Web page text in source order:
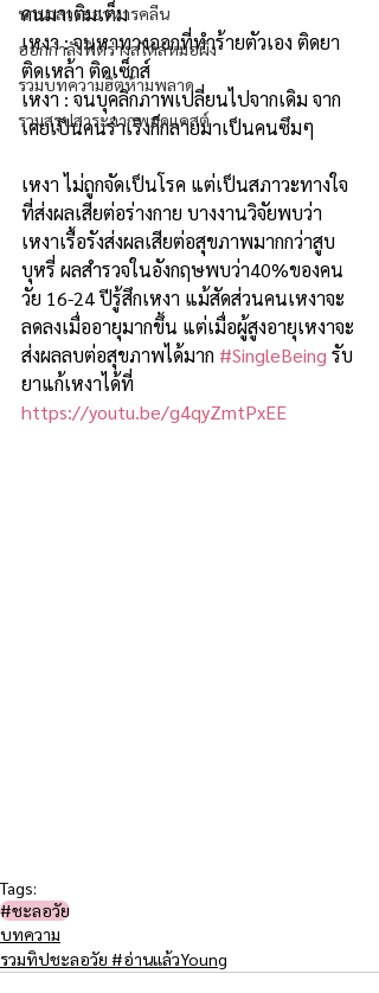
นานาสาระอาหารคลีน
ออกกำลังฟิตร่างสไตล์หมอผิง
รวมบทความฮิตห้ามพลาด
รวมสรุปสาระจากพอดแคสต์
คนมาเติมเต็ม
เหงา : จนหาทางออกที่ทำร้ายตัวเอง ติดยา
ติดเหล้า ติดเซ็กส์
เหงา : จนบุคลิกภาพเปลี่ยนไปจากเดิม จาก
เคยเป็นคนร่าเริงก็กลายมาเป็นคนซึมๆ
เหงา ไม่ถูกจัดเป็นโรค แต่เป็นสภาวะทางใจ
ที่ส่งผลเสียต่อร่างกาย บางงานวิจัยพบว่า
เหงาเรื้อรังส่งผลเสียต่อสุขภาพมากกว่าสูบ
บุหรี่ ผลสำรวจในอังกฤษพบว่า40%ของคน
วัย 16-24 ปีรู้สึกเหงา แม้สัดส่วนคนเหงาจะ
ลดลงเมื่ออายุมากขึ้น แต่เมื่อผู้สูงอายุเหงาจะ
ส่งผลลบต่อสุขภาพได้มาก #SingleBeing รับ
ยาแก้เหงาได้ที่
https://youtu.be/g4qyZmtPxEE
Tags:
#ชะลอวัย​
บทความ
รวมทิปชะลอวัย #อ่านแล้วYoung